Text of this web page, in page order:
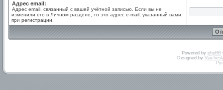
Адрес email:
Адрес email, связанный с вашей учётной записью. Если вы не
изменили его в Личном разделе, то это адрес e-mail, указанный вами
при регистрации.
Powered by phpBB
Designed by